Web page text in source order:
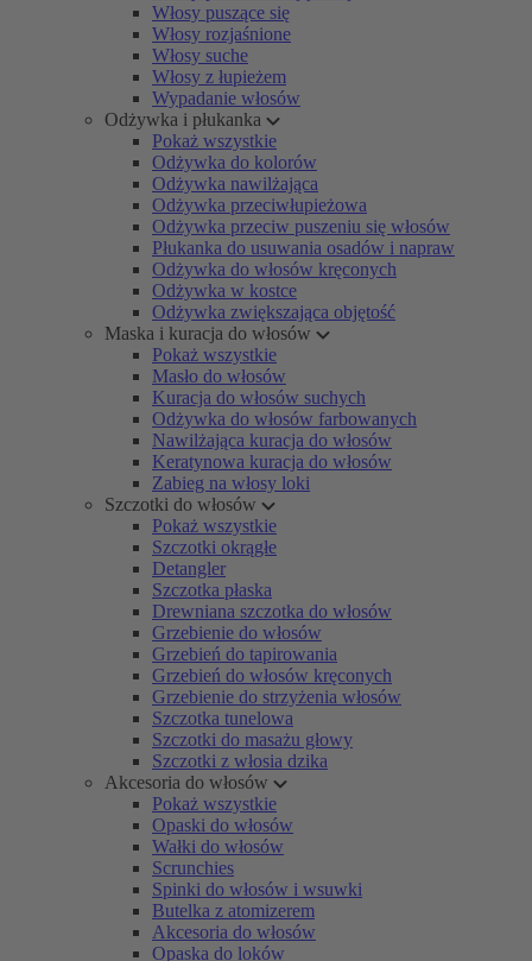
Włosy puszące się
Włosy rozjaśnione
Włosy suche
Włosy z łupieżem
Wypadanie włosów
Odżywka i płukanka
Pokaż wszystkie
Odżywka do kolorów
Odżywka nawilżająca
Odżywka przeciwłupieżowa
Odżywka przeciw puszeniu się włosów
Płukanka do usuwania osadów i napraw
Odżywka do włosów kręconych
Odżywka w kostce
Odżywka zwiększająca objętość
Maska i kuracja do włosów
Pokaż wszystkie
Masło do włosów
Kuracja do włosów suchych
Odżywka do włosów farbowanych
Nawilżająca kuracja do włosów
Keratynowa kuracja do włosów
Zabieg na włosy loki
Szczotki do włosów
Pokaż wszystkie
Szczotki okrągłe
Detangler
Szczotka płaska
Drewniana szczotka do włosów
Grzebienie do włosów
Grzebień do tapirowania
Grzebień do włosów kręconych
Grzebienie do strzyżenia włosów
Szczotka tunelowa
Szczotki do masażu głowy
Szczotki z włosia dzika
Akcesoria do włosów
Pokaż wszystkie
Opaski do włosów
Wałki do włosów
Scrunchies
Spinki do włosów i wsuwki
Butelka z atomizerem
Akcesoria do włosów
Opaska do loków